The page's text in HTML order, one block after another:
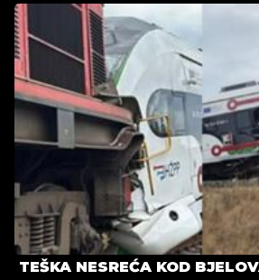
TEŠKA NESREĆA KOD